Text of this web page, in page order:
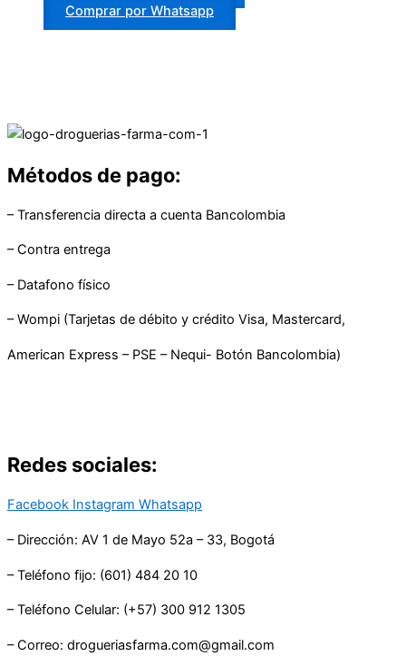
Comprar por Whatsapp
Métodos de pago:
– Transferencia directa a cuenta Bancolombia
– Contra entrega
– Datafono físico
– Wompi (Tarjetas de débito y crédito Visa, Mastercard,
American Express – PSE – Nequi- Botón Bancolombia)
Redes sociales:
Facebook Instagram Whatsapp
– Dirección: AV 1 de Mayo 52a – 33, Bogotá
– Teléfono fijo: (601) 484 20 10
– Teléfono Celular: (+57) 300 912 1305
– Correo: drogueriasfarma.com@gmail.com